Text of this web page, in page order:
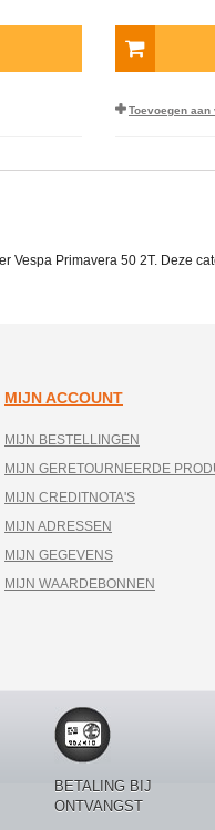
Toevoegen
Vespa Primavera 50 2T. Deze
MIJN ACCOUNT
MIJN BESTELLINGEN
MIJN GERETOURNEERDE
MIJN CREDITNOTA'S
MIJN ADRESSEN
MIJN GEGEVENS
MIJN WAARDEBONNEN
BETALING BIJ
ONTVANGST